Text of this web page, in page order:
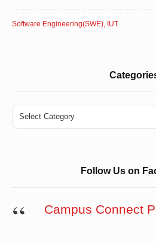
Software Engineering(SWE), IUT
Categories
Follow Us on
Campus Connect